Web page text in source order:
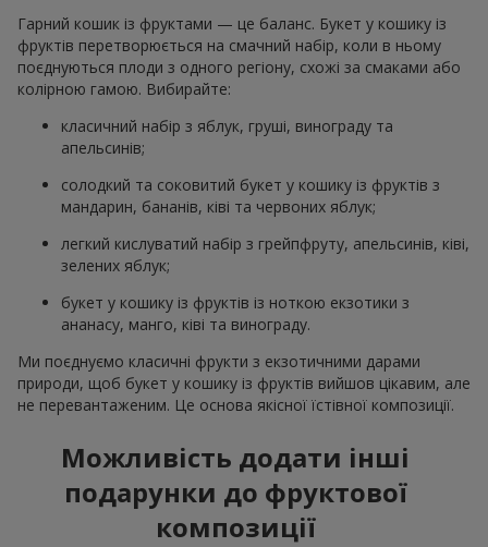
Гарний кошик із фруктами — це баланс. Букет у кошику із
фруктів перетворюється на смачний набір, коли в ньому
поєднуються плоди з одного регіону, схожі за смаками або
колірною гамою. Вибирайте:
класичний набір з яблук, груші, винограду та
апельсинів;
солодкий та соковитий букет у кошику із фруктів з
мандарин, бананів, ківі та червоних яблук;
легкий кислуватий набір з грейпфруту, апельсинів, ківі,
зелених яблук;
букет у кошику із фруктів із ноткою екзотики з
ананасу, манго, ківі та винограду.
Ми поєднуємо класичні фрукти з екзотичними дарами
природи, щоб букет у кошику із фруктів вийшов цікавим, але
не перевантаженим. Це основа якісної їстівної композиції.
Можливість додати інші
подарунки до фруктової
композиції